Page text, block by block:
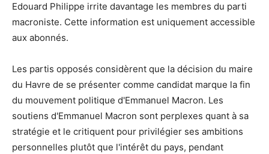
Edouard Philippe irrite davantage les membres du parti
macroniste. Cette information est uniquement accessible
aux abonnés.
Les partis opposés considèrent que la décision du maire
du Havre de se présenter comme candidat marque la fin
du mouvement politique d'Emmanuel Macron. Les
soutiens d'Emmanuel Macron sont perplexes quant à sa
stratégie et le critiquent pour privilégier ses ambitions
personnelles plutôt que l'intérêt du pays, pendant